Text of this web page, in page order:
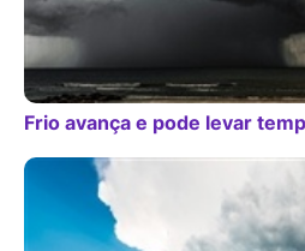
Frio avança e pode levar